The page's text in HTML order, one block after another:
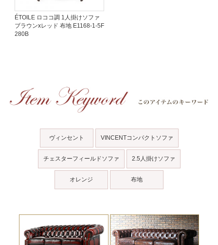
ÉTOILE ロココ調 1人掛けソファ
ブラウンxレッド 布地 E1168-1-5F
280B
ヴィンセント VINCENTコンパクトソファ
チェスターフィールドソファ 2.5人掛けソファ
オレンジ 布地